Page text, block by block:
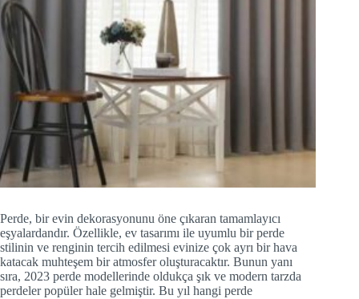
Perde, bir evin dekorasyonunu öne çıkaran tamamlayıcı
eşyalardandır. Özellikle, ev tasarımı ile uyumlu bir perde
stilinin ve renginin tercih edilmesi evinize çok ayrı bir hava
katacak muhteşem bir atmosfer oluşturacaktır. Bunun yanı
sıra, 2023 perde modellerinde oldukça şık ve modern tarzda
perdeler popüler hale gelmiştir. Bu yıl hangi perde